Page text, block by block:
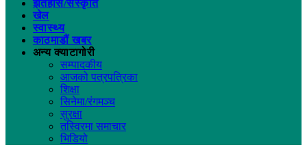
इतिहास/संस्कृति
खेल
स्वास्थ्य
काठमाडौं खबर
अन्य क्याटागोरी
सम्पादकीय
आजको पत्रपत्रिका
शिक्षा
सिनेमा/रंगमञ्च
सुरक्षा
तस्विरमा समाचार
भिडियो